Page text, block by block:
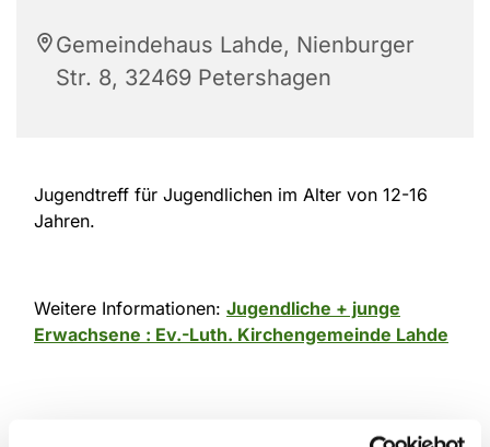
Gemeindehaus Lahde, Nienburger
Str. 8, 32469 Petershagen
Jugendtreff für Jugendlichen im Alter von 12-16
Jahren.
Weitere Informationen: Jugendliche + junge
Erwachsene : Ev.-Luth. Kirchengemeinde Lahde